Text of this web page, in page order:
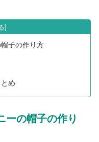
子の作り方
め
ーの帽子の作り